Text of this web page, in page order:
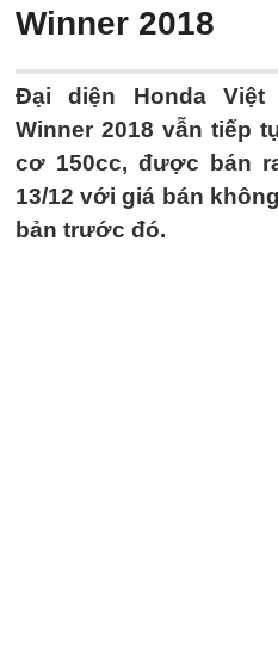
Winner 2018
Đại diện Honda Việt
Winner 2018 vẫn tiếp
cơ 150cc, được bán
13/12 với giá bán
bản trước đó.